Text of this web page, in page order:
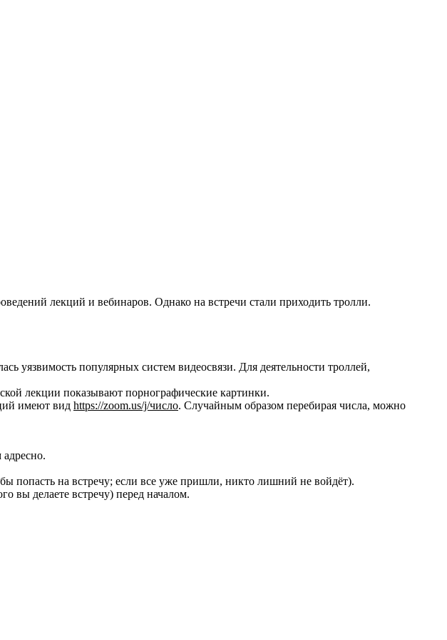
лекций и вебинаров. Однако на встречи стали приходить тролли.
уязвимость популярных систем видеосвязи. Для деятельности троллей,
лекции показывают порнографические картинки.
имеют вид https://zoom.us/j/число. Случайным образом перебирая числа, можно
попасть на встречу; если все уже пришли, никто лишний не войдёт).
вы делаете встречу) перед началом.